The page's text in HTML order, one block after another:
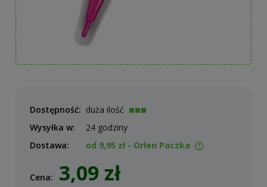
Dostępność: duża ilość
Wysyłka w:
24 godziny
Dostawa:
od 9,95 zł - Orlen Paczka
Cena: 3,09 zł